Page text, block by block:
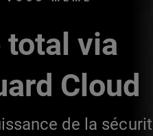
total via
Cloud
de la